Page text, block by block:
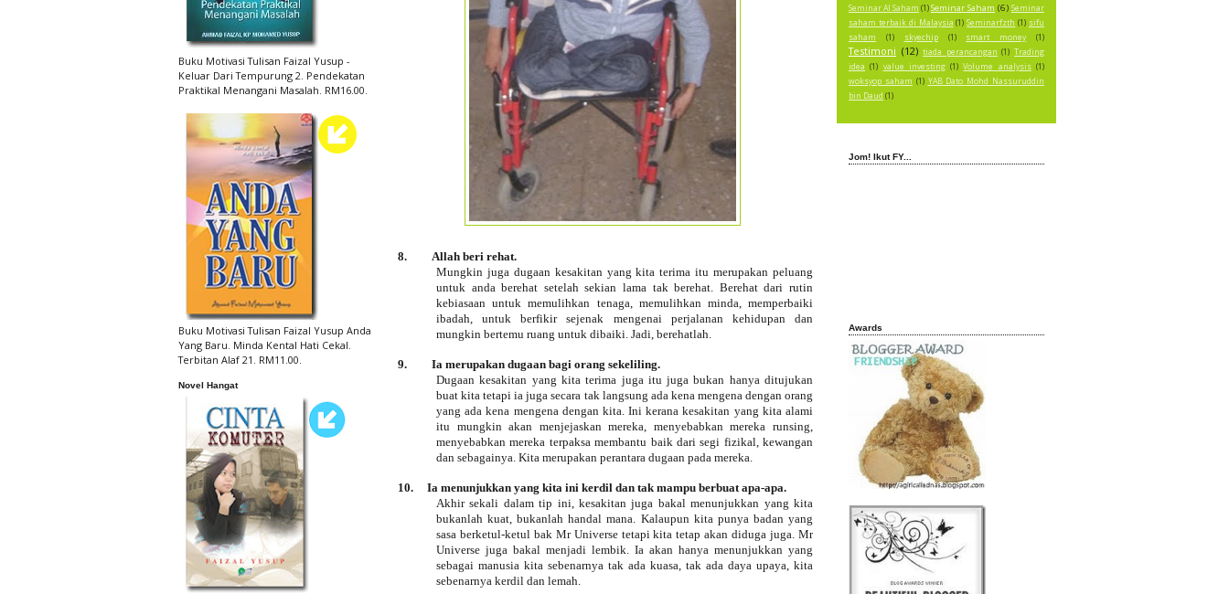
Buku Motivasi Tulisan Faizal Yusup -
Keluar Dari Tempurung 2. Pendekatan
Praktikal Menangani Masalah. RM16.00.
Buku Motivasi Tulisan Faizal Yusup Anda
Yang Baru. Minda Kental Hati Cekal.
Terbitan Alaf 21. RM11.00.
Novel Hangat
8.
Allah beri rehat.
Mungkin juga dugaan kesakitan yang kita terima itu merupakan peluang
untuk anda berehat setelah sekian lama tak berehat. Berehat dari rutin
kebiasaan untuk memulihkan tenaga, memulihkan minda, memperbaiki
ibadah, untuk berfikir sejenak mengenai perjalanan kehidupan dan
mungkin bertemu ruang untuk dibaiki. Jadi, berehatlah.
9.
Ia merupakan dugaan bagi orang sekeliling.
Dugaan kesakitan yang kita terima juga itu juga bukan hanya ditujukan
buat kita tetapi ia juga secara tak langsung ada kena mengena dengan orang
yang ada kena mengena dengan kita. Ini kerana kesakitan yang kita alami
itu mungkin akan menjejaskan mereka, menyebabkan mereka runsing,
menyebabkan mereka terpaksa membantu baik dari segi fizikal, kewangan
dan sebagainya. Kita merupakan perantara dugaan pada mereka.
10.
Ia menunjukkan yang kita ini kerdil dan tak mampu berbuat apa-apa.
Akhir sekali dalam tip ini, kesakitan juga bakal menunjukkan yang kita
bukanlah kuat, bukanlah handal mana. Kalaupun kita punya badan yang
sasa berketul-ketul bak Mr Universe tetapi kita tetap akan diduga juga. Mr
Universe juga bakal menjadi lembik. Ia akan hanya menunjukkan yang
sebagai manusia kita sebenarnya tak ada kuasa, tak ada daya upaya, kita
sebenarnya kerdil dan lemah.
Seminar AI Saham (1)Seminar Saham (6) Seminar
saham terbaik di Malaysia (1) Seminarfzth (1) sifu
saham
(1) skyechip (1) smart money (1)
Testimoni (12) tiada perancangan (1) Trading
idea (1) value investing (1) Volume analysis (1)
woksyop saham (1) YAB Dato Mohd Nassuruddin
bin Daud (1)
Jom! Ikut FY...
Awards